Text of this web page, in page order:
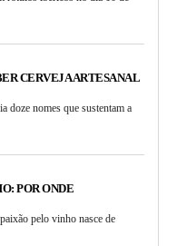
CERVEJA ARTESANAL
doze nomes que sustentam a
POR ONDE
pelo vinho nasce de